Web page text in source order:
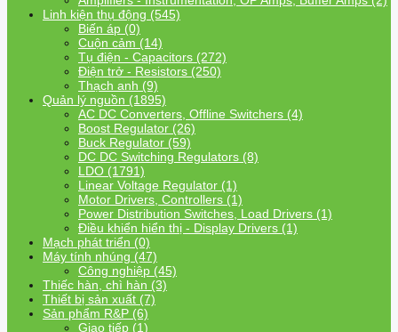
Linh kiện thụ động (545)
Biến áp (0)
Cuộn cảm (14)
Tụ điện - Capacitors (272)
Điện trở - Resistors (250)
Thạch anh (9)
Quản lý nguồn (1895)
AC DC Converters, Offline Switchers (4)
Boost Regulator (26)
Buck Regulator (59)
DC DC Switching Regulators (8)
LDO (1791)
Linear Voltage Regulator (1)
Motor Drivers, Controllers (1)
Power Distribution Switches, Load Drivers (1)
Điều khiển hiển thị - Display Drivers (1)
Mạch phát triển (0)
Máy tính nhúng (47)
Công nghiệp (45)
Thiếc hàn, chì hàn (3)
Thiết bị sản xuất (7)
Sản phẩm R&P (6)
Giao tiếp (1)